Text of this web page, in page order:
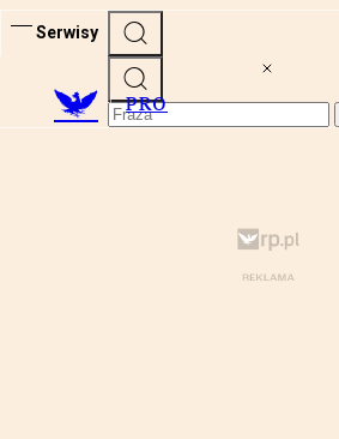
Serwisy
PRO